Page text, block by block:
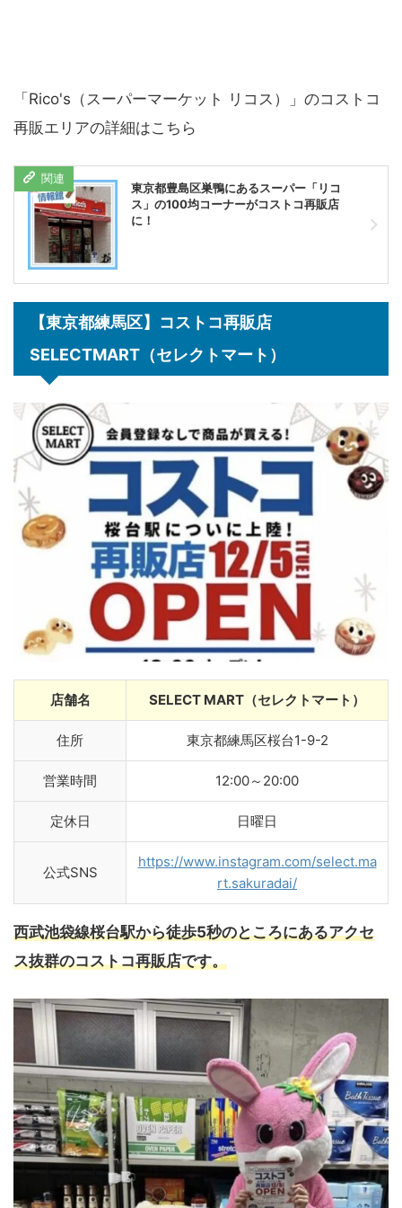
「Rico's（スーパーマーケット リコス）」のコストコ
再販エリアの詳細はこちら
東京都豊島区巣鴨にあるスーパー「リコ
ス」の100均コーナーがコストコ再販店
に！
【東京都練馬区】コストコ再販店
SELECTMART（セレクトマート）
店舗名 SELECT MART（セレクトマート）
住所 東京都練馬区桜台1-9-2
営業時間 12:00～20:00
定休日 日曜日
公式SNS
https://www.instagram.com/select.ma
rt.sakuradai/
西武池袋線桜台駅から徒歩5秒のところにあるアクセ
ス抜群のコストコ再販店です。